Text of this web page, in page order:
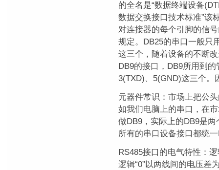
的全名是“数据终端设备
数据交换接口技术标准”该
对连接器的每个引脚的信
规定。DB25的串口一般只
这三个，随着设备的不断
DB9的接口，DB9所用到
3(TXD)、5(GND)这三个。
元器件常识：市场上把公
如我们电脑上的串口，在
做DB9，实际上的DB9是
所有的串口设备接口都统
RS485接口的电气特性：
逻辑“0”以两线间的电压差